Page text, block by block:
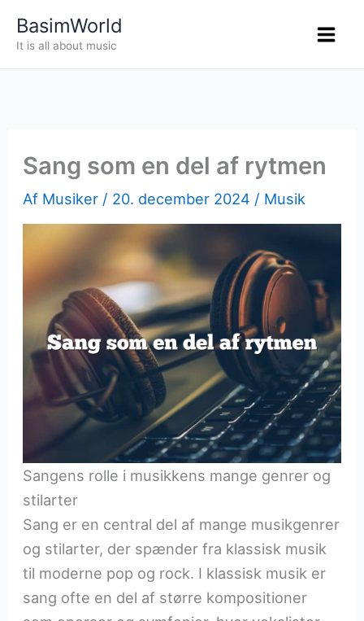
BasimWorld
It is all about music
Sang som en del af rytmen
Af Musiker / 20. december 2024 / Musik
Sangens rolle i musikkens mange genrer og
stilarter
Sang er en central del af mange musikgenrer
og stilarter, der spænder fra klassisk musik
til moderne pop og rock. I klassisk musik er
sang ofte en del af større kompositioner